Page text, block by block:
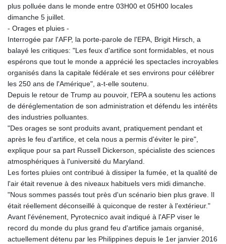
plus polluée dans le monde entre 03H00 et 05H00 locales
dimanche 5 juillet.
- Orages et pluies -
Interrogée par l'AFP, la porte-parole de l'EPA, Brigit Hirsch, a
balayé les critiques: "Les feux d'artifice sont formidables, et nous
espérons que tout le monde a apprécié les spectacles incroyables
organisés dans la capitale fédérale et ses environs pour célébrer
les 250 ans de l'Amérique", a-t-elle soutenu.
Depuis le retour de Trump au pouvoir, l'EPA a soutenu les actions
de déréglementation de son administration et défendu les intérêts
des industries polluantes.
"Des orages se sont produits avant, pratiquement pendant et
après le feu d'artifice, et cela nous a permis d'éviter le pire",
explique pour sa part Russell Dickerson, spécialiste des sciences
atmosphériques à l'université du Maryland.
Les fortes pluies ont contribué à dissiper la fumée, et la qualité de
l'air était revenue à des niveaux habituels vers midi dimanche.
"Nous sommes passés tout près d'un scénario bien plus grave. Il
était réellement déconseillé à quiconque de rester à l'extérieur."
Avant l'événement, Pyrotecnico avait indiqué à l'AFP viser le
record du monde du plus grand feu d'artifice jamais organisé,
actuellement détenu par les Philippines depuis le 1er janvier 2016